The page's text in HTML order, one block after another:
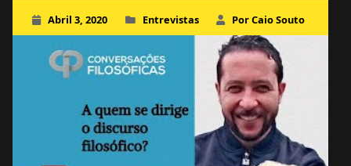
Abril 3, 2020 Entrevistas Por Caio Souto